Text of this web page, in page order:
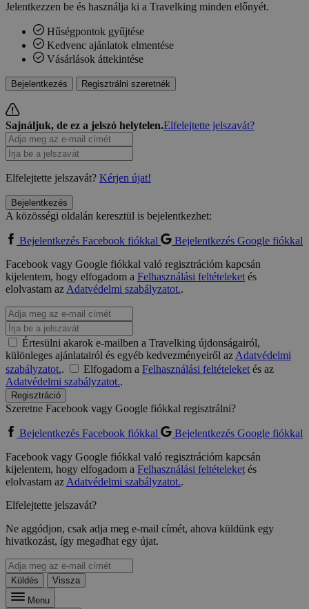
Jelentkezzen be és használja ki a Travelking minden előnyét.
Hűségpontok gyűjtése
Kedvenc ajánlatok elmentése
Vásárlások áttekintése
Bejelentkezés Regisztrálni szeretnék
Sajnáljuk, de ez a jelszó helytelen.Elfelejtette jelszavát?
Elfelejtette jelszavát? Kérjen újat!
Bejelentkezés
A közösségi oldalán keresztül is bejelentkezhet:
Bejelentkezés Facebook fiókkal
Bejelentkezés Google fiókkal
Facebook vagy Google fiókkal való regisztrációm kapcsán
kijelentem, hogy elfogadom a Felhasználási feltételeketés
elolvastam azAdatvédelmi szabályzatot..
Értesülni akarok e-mailben a Travelking újdonságairól,
különleges ajánlatairól és egyéb kedvezményeiről azAdatvédelmi
szabályzatot.. Elfogadom a Felhasználási feltételeketés az
Adatvédelmi szabályzatot..
Regisztráció
Szeretne Facebook vagy Google fiókkal regisztrálni?
Bejelentkezés Facebook fiókkal
Bejelentkezés Google fiókkal
Facebook vagy Google fiókkal való regisztrációm kapcsán
kijelentem, hogy elfogadom a Felhasználási feltételeketés
elolvastam azAdatvédelmi szabályzatot..
Elfelejtette jelszavát?
Ne aggódjon, csak adja meg e-mail címét, ahova küldünk egy
hivatkozást, így megadhat egy újat.
Küldés
Vissza
Menu